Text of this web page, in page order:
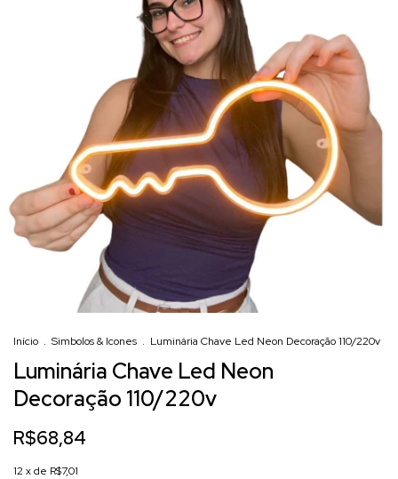
Início . Simbolos & Icones . Luminária Chave Led Neon Decoração 110/220v
Luminária Chave Led Neon
Decoração 110/220v
R$68,84
12 x de R$7,01